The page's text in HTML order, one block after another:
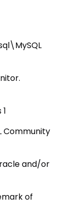
Community
and/or
of